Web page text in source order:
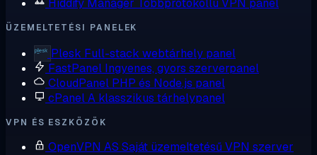
Hiddify Manager Többprotokollú VPN panel
ÜZEMELTETÉSI PANELEK
Plesk Full-stack webtárhely panel
FastPanel Ingyenes, gyors szerverpanel
CloudPanel PHP és Node.js panel
cPanelA klasszikus tárhelypanel
VPN ÉS ESZKÖZÖK
OpenVPN AS Saját üzemeltetésű VPN szerver